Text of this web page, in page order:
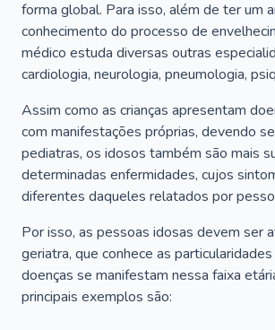
forma global. Para isso, além de ter um
conhecimento do processo de
médico estuda diversas outras
cardiologia, neurologia, pneumologia,
Assim como as crianças apresentam
com manifestações próprias, devendo
pediatras, os idosos também são mais
determinadas enfermidades, cujos
diferentes daqueles relatados por
Por isso, as pessoas idosas devem ser
geriatra, que conhece as
doenças se manifestam nessa faixa
principais exemplos são: